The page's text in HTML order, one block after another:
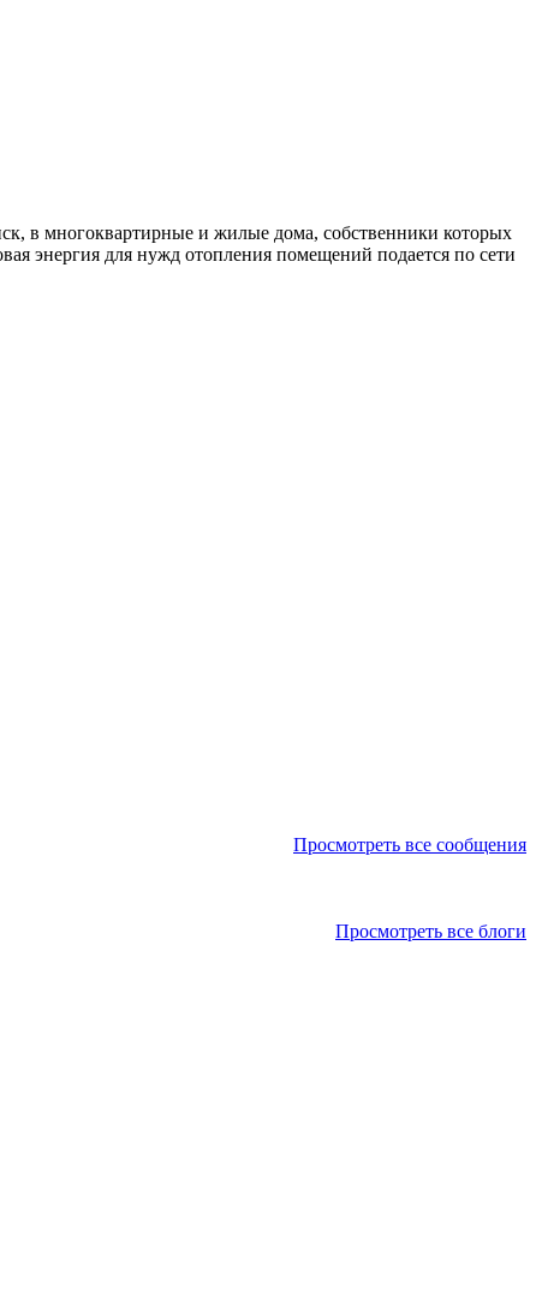
в многоквартирные и жилые дома, собственники которых
энергия для нужд отопления помещений подается по сети
Просмотреть все сообщения
Просмотреть все блоги